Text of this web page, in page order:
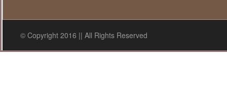
© Copyright 2016 || All Rights Reserved